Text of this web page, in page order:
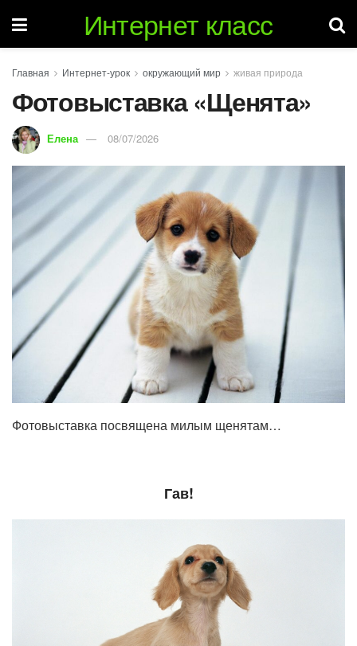
Интернет класс
Главная Интернет-урок окружающий мир живая природа
Фотовыставка «Щенята»
Елена 08/07/2026
Фотовыставка посвящена милым щенятам…
Гав!